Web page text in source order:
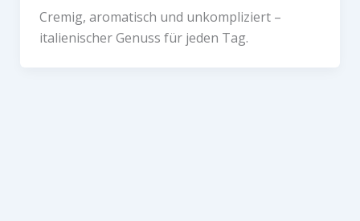
Cremig, aromatisch und unkompliziert –
italienischer Genuss für jeden Tag.